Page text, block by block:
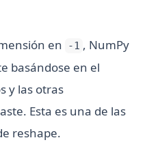
en -1 , NumPy
basándose en el
y las otras
Esta es una de las
reshape.